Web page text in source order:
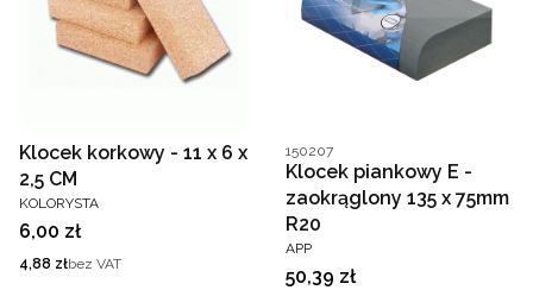
Klocek korkowy - 11 x 6 x
2,5 CM
PRODUCENT
KOLORYSTA
Cena
6,00 zł
Cena
4,88 złbez VAT
Kod producenta
150207
Klocek piankowy E -
zaokrąglony 135 x 75mm
R20
PRODUCENT
APP
Cena
50,39 zł